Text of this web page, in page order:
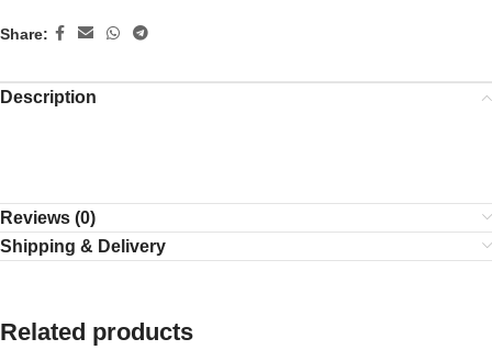
Share:
Description
Reviews (0)
Shipping & Delivery
Related products